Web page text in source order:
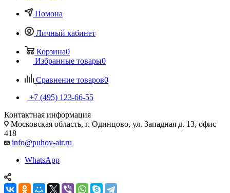
Помона
Личный кабинет
Корзина0
Избранные товары0
Сравнение товаров0
+7 (495) 123-66-55
Контактная информация
Московская область, г. Одинцово, ул. Западная д. 13, офис
418
info@puhov-air.ru
WhatsApp